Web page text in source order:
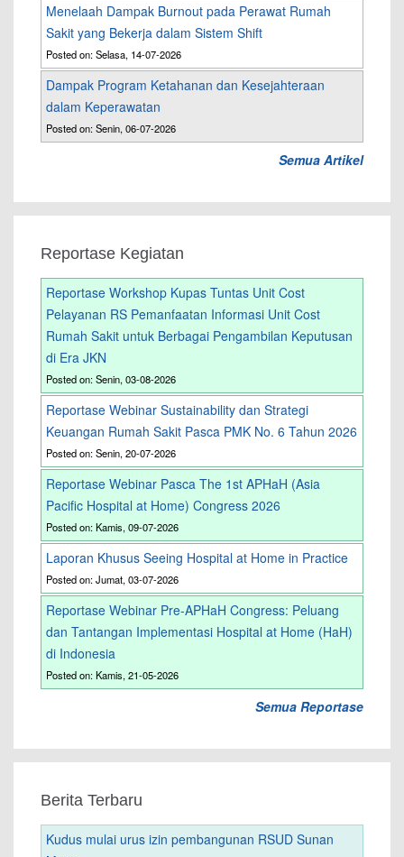
Menelaah Dampak Burnout pada Perawat Rumah
Sakit yang Bekerja dalam Sistem Shift
Posted on: Selasa, 14-07-2026
Dampak Program Ketahanan dan Kesejahteraan
dalam Keperawatan
Posted on: Senin, 06-07-2026
Semua Artikel
Reportase Kegiatan
Reportase Workshop Kupas Tuntas Unit Cost
Pelayanan RS Pemanfaatan Informasi Unit Cost
Rumah Sakit untuk Berbagai Pengambilan Keputusan
di Era JKN
Posted on: Senin, 03-08-2026
Reportase Webinar Sustainability dan Strategi
Keuangan Rumah Sakit Pasca PMK No. 6 Tahun 2026
Posted on: Senin, 20-07-2026
Reportase Webinar Pasca The 1st APHaH (Asia
Pacific Hospital at Home) Congress 2026
Posted on: Kamis, 09-07-2026
Laporan Khusus Seeing Hospital at Home in Practice
Posted on: Jumat, 03-07-2026
Reportase Webinar Pre-APHaH Congress: Peluang
dan Tantangan Implementasi Hospital at Home (HaH)
di Indonesia
Posted on: Kamis, 21-05-2026
Semua Reportase
Berita Terbaru
Kudus mulai urus izin pembangunan RSUD Sunan